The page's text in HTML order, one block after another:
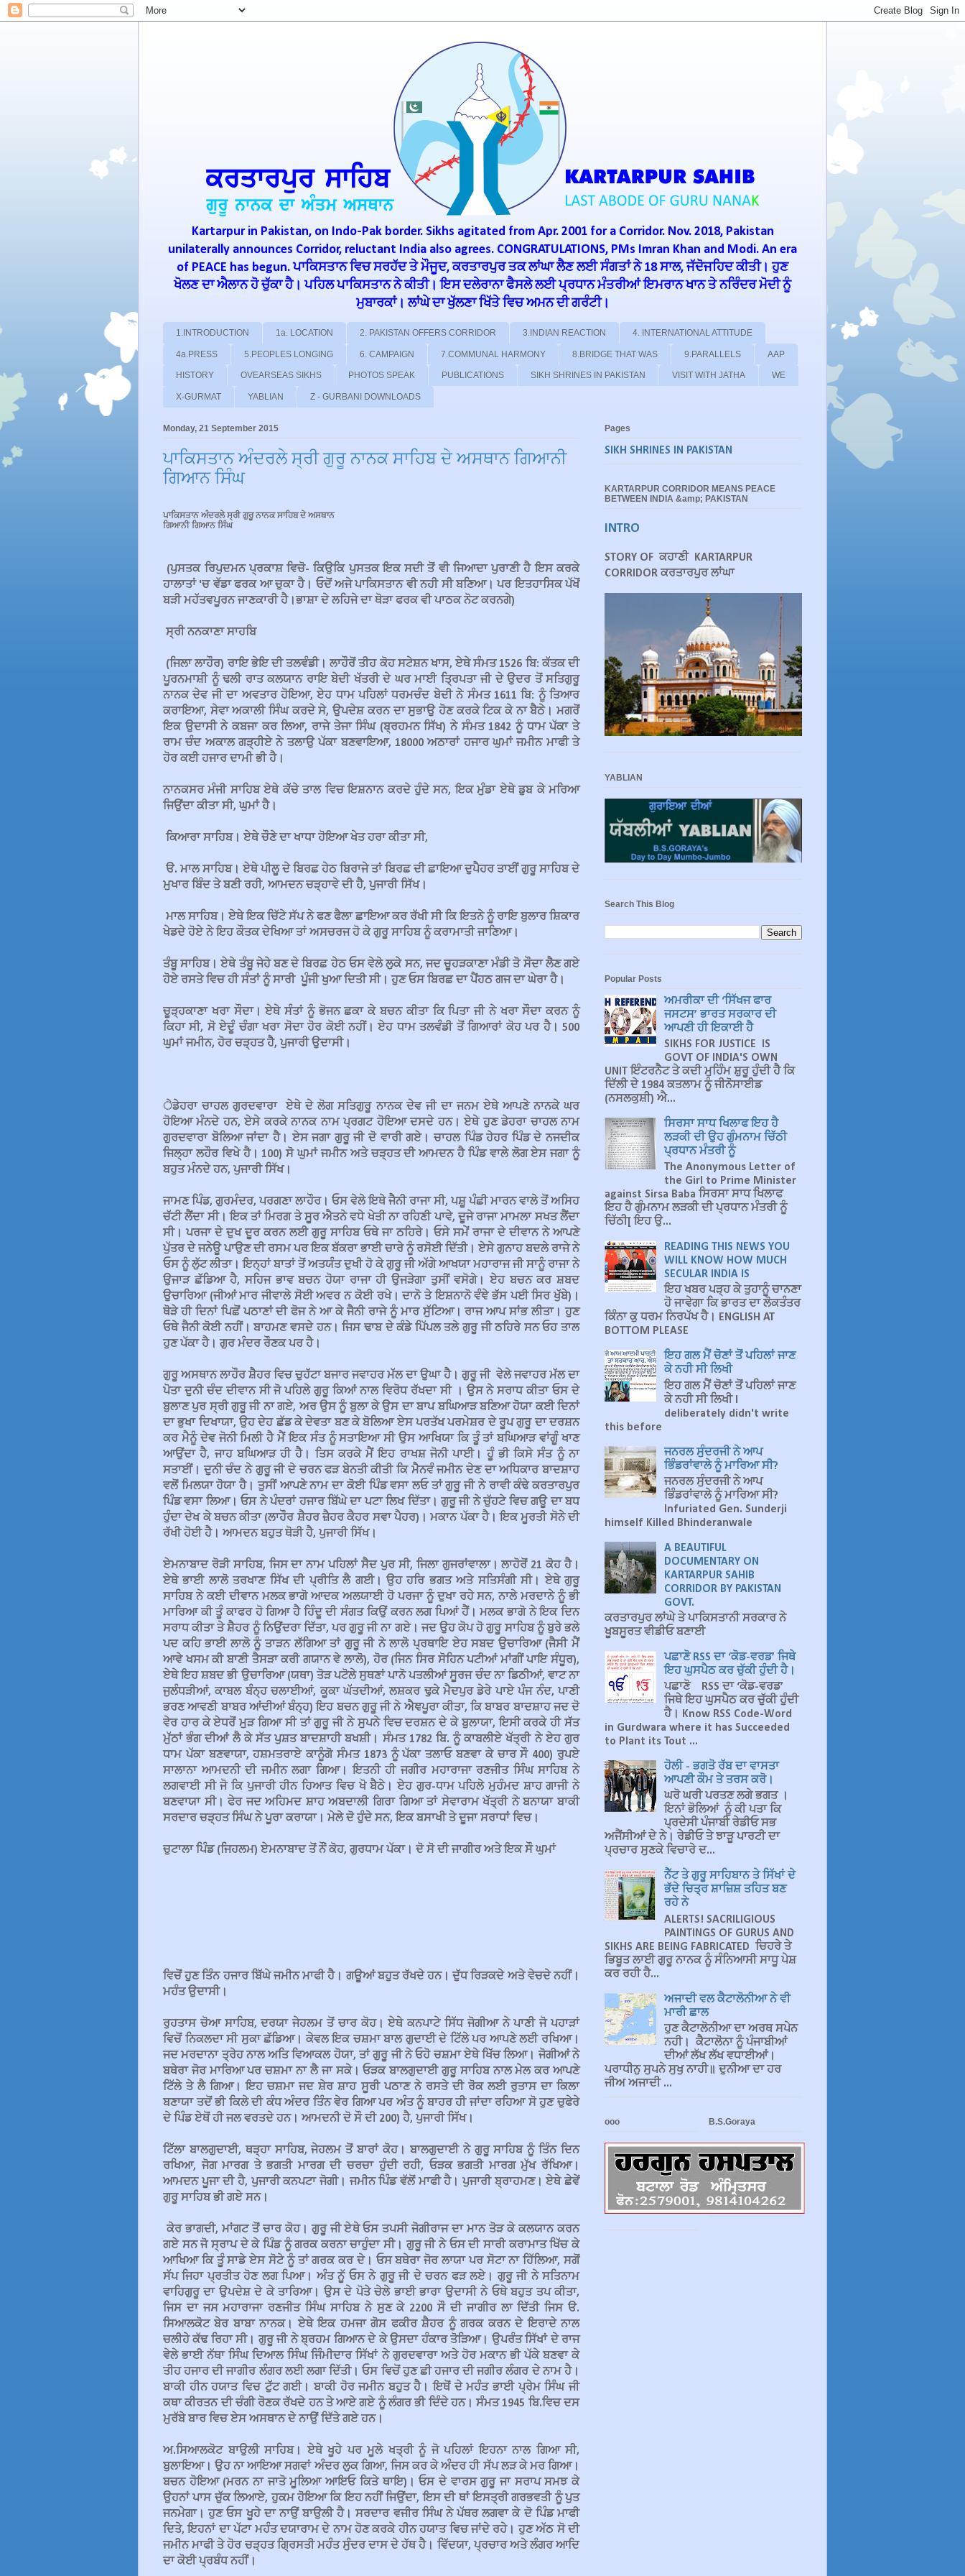
Kartarpur in Pakistan, on Indo-Pak border. Sikhs agitated from Apr. 2001 for a Corridor. Nov. 2018, Pakistan
unilaterally announces Corridor, reluctant India also agrees. CONGRATULATIONS, PMs Imran Khan and Modi. An era
of PEACE has begun. ਪਾਕਿਸਤਾਨ ਵਿਚ ਸਰਹੱਦ ਤੇ ਮੌਜੂਦ, ਕਰਤਾਰਪੁਰ ਤਕ ਲਾਂਘਾ ਲੈਣ ਲਈ ਸੰਗਤਾਂ ਨੇ 18 ਸਾਲ, ਜੱਦੋਜਹਿਦ ਕੀਤੀ। ਹੁਣ
ਖੋਲਣ ਦਾ ਐਲਾਨ ਹੋ ਚੁੱਕਾ ਹੈ। ਪਹਿਲ ਪਾਕਿਸਤਾਨ ਨੇ ਕੀਤੀ। ਇਸ ਦਲੇਰਾਨਾ ਫੈਸਲੇ ਲਈ ਪ੍ਰਧਾਨ ਮੰਤਰੀਆਂ ਇਮਰਾਨ ਖਾਨ ਤੇ ਨਰਿੰਦਰ ਮੋਦੀ ਨੂੰ
ਮੁਬਾਰਕਾਂ। ਲਾਂਘੇ ਦਾ ਖੁੱਲਣਾ ਖਿੱਤੇ ਵਿਚ ਅਮਨ ਦੀ ਗਰੰਟੀ।
1.INTRODUCTION 1a. LOCATION 2. PAKISTAN OFFERS CORRIDOR 3.INDIAN REACTION 4. INTERNATIONAL ATTITUDE
4a.PRESS 5.PEOPLES LONGING 6. CAMPAIGN 7.COMMUNAL HARMONY 8.BRIDGE THAT WAS 9.PARALLELS AAP
HISTORY OVEARSEAS SIKHS PHOTOS SPEAK PUBLICATIONS SIKH SHRINES IN PAKISTAN VISIT WITH JATHA WE
X-GURMAT YABLIAN Z - GURBANI DOWNLOADS
Monday, 21 September 2015
ਪਾਕਿਸਤਾਨ ਅੰਦਰਲੇ ਸ੍ਰੀ ਗੁਰੂ ਨਾਨਕ ਸਾਹਿਬ ਦੇ ਅਸਥਾਨ ਗਿਆਨੀ
ਗਿਆਨ ਸਿੰਘ
ਪਾਕਿਸਤਾਨ ਅੰਦਰਲੇ ਸ੍ਰੀ ਗੁਰੂ ਨਾਨਕ ਸਾਹਿਬ ਦੇ ਅਸਥਾਨ
ਗਿਆਨੀ ਗਿਆਨ ਸਿੰਘ
(ਪੁਸਤਕ ਰਿਪੁਦਮਨ ਪ੍ਰਕਾਸ਼ ਵਿਚੋ- ਕਿਉਕਿ ਪੁਸਤਕ ਇਕ ਸਦੀ ਤੋਂ ਵੀ ਜਿਆਦਾ ਪੁਰਾਣੀ ਹੈ ਇਸ ਕਰਕੇ
ਹਾਲਾਤਾਂ 'ਚ ਵੱਡਾ ਫਰਕ ਆ ਚੁਕਾ ਹੈ। ਓਦੋਂ ਅਜੇ ਪਾਕਿਸਤਾਨ ਵੀ ਨਹੀ ਸੀ ਬਣਿਆ। ਪਰ ਇਤਹਾਸਿਕ ਪੱਖੋਂ
ਬੜੀ ਮਹੱਤਵਪੂਰਨ ਜਾਣਕਾਰੀ ਹੈ।ਭਾਸ਼ਾ ਦੇ ਲਹਿਜੇ ਦਾ ਥੋੜਾ ਫਰਕ ਵੀ ਪਾਠਕ ਨੋਟ ਕਰਨਗੇ)
ਸ੍ਰੀ ਨਨਕਾਣਾ ਸਾਹਬਿ
(ਜਿਲਾ ਲਾਹੌਰ) ਰਾਇ ਭੇਇ ਦੀ ਤਲਵੰਡੀ। ਲਾਹੌਰੋਂ ਤੀਹ ਕੋਹ ਸਟੇਸ਼ਨ ਖਾਸ, ਏਥੇ ਸੰਮਤ 1526 ਬਿ: ਕੱਤਕ ਦੀ
ਪੂਰਨਮਾਸ਼ੀ ਨੂੰ ਢਲੀ ਰਾਤ ਕਲਯਾਨ ਰਾਇ ਬੇਦੀ ਖੱਤਰੀ ਦੇ ਘਰ ਮਾਈ ਤ੍ਰਿਪਤਾ ਜੀ ਦੇ ਉਦਰ ਤੋਂ ਸਤਿਗੁਰੂ
ਨਾਨਕ ਦੇਵ ਜੀ ਦਾ ਅਵਤਾਰ ਹੋਇਆ, ਏਹ ਧਾਮ ਪਹਿਲਾਂ ਧਰਮਚੰਦ ਬੇਦੀ ਨੇ ਸੰਮਤ 1611 ਬਿ: ਨੂੰ ਤਿਆਰ
ਕਰਾਇਆ, ਸੇਵਾ ਅਕਾਲੀ ਸਿੰਘ ਕਰਦੇ ਸੇ, ਉਪਦੇਸ਼ ਕਰਨ ਦਾ ਸੁਭਾਉ ਹੋਣ ਕਰਕੇ ਟਿਕ ਕੇ ਨਾ ਬੈਠੇ। ਮਗਰੋਂ
ਇਕ ਉਦਾਸੀ ਨੇ ਕਬਜਾ ਕਰ ਲਿਆ, ਰਾਜੇ ਤੇਜਾ ਸਿੰਘ (ਬ੍ਰਹਮਨ ਸਿੱਖ) ਨੇ ਸੰਮਤ 1842 ਨੂੰ ਧਾਮ ਪੱਕਾ ਤੇ
ਰਾਮ ਚੰਦ ਅਕਾਲ ਗੜ੍ਹੀਏ ਨੇ ਤਲਾਉ ਪੱਕਾ ਬਣਵਾਇਆ, 18000 ਅਠਾਰਾਂ ਹਜਾਰ ਘੁਮਾਂ ਜਮੀਨ ਮਾਫੀ ਤੇ
ਹੋਰ ਕਈ ਹਜਾਰ ਦਾਮੀ ਭੀ ਹੈ।
ਨਾਨਕਸਰ ਮੰਜੀ ਸਾਹਿਬ ਏਥੇ ਕੱਚੇ ਤਾਲ ਵਿਚ ਇਸ਼ਨਾਨ ਕਰਦੇ ਹੁੰਦੇ ਸਨ, ਇਕ ਮੁੰਡਾ ਏਥੇ ਡੁਬ ਕੇ ਮਰਿਆ
ਜਿਉਂਦਾ ਕੀਤਾ ਸੀ, ਘੁਮਾਂ ਹੈ।
ਕਿਆਰਾ ਸਾਹਿਬ। ਏਥੇ ਚੌਣੇ ਦਾ ਖਾਧਾ ਹੋਇਆ ਖੇਤ ਹਰਾ ਕੀਤਾ ਸੀ,
ੳ. ਮਾਲ ਸਾਹਿਬ। ਏਥੇ ਪੀਲੂ ਦੇ ਬਿਰਛ ਹੇਠ ਬਿਰਾਜੇ ਤਾਂ ਬਿਰਛ ਦੀ ਛਾਇਆ ਦੁਪੈਹਰ ਤਾਈਂ ਗੁਰੂ ਸਾਹਿਬ ਦੇ
ਮੁਖਾਰ ਬਿੰਦ ਤੇ ਬਣੀ ਰਹੀ, ਆਮਦਨ ਚੜ੍ਹਾਵੇ ਦੀ ਹੈ, ਪੁਜਾਰੀ ਸਿੱਖ।
ਮਾਲ ਸਾਹਿਬ। ਏਥੇ ਇਕ ਚਿੱਟੇ ਸੱਪ ਨੇ ਫਣ ਫੈਲਾ ਛਾਇਆ ਕਰ ਰੱਖੀ ਸੀ ਕਿ ਇਤਨੇ ਨੂੰ ਰਾਇ ਬੁਲਾਰ ਸ਼ਿਕਾਰ
ਖੇਡਦੇ ਹੋਏ ਨੇ ਇਹ ਕੌਤਕ ਦੇਖਿਆ ਤਾਂ ਅਸਚਰਜ ਹੋ ਕੇ ਗੁਰੂ ਸਾਹਿਬ ਨੂੰ ਕਰਾਮਾਤੀ ਜਾਣਿਆ।
ਤੰਬੂ ਸਾਹਿਬ। ਏਥੇ ਤੰਬੂ ਜੇਹੇ ਬਣ ਦੇ ਬਿਰਛ ਹੇਠ ਓਸ ਵੇਲੇ ਲੁਕੇ ਸਨ, ਜਦ ਚੂਹੜਕਾਣਾ ਮੰਡੀ ਤੋ ਸੌਦਾ ਲੈਣ ਗਏ
ਹੋਏ ਰਸਤੇ ਵਿਚ ਹੀ ਸੰਤਾਂ ਨੂੰ ਸਾਰੀ ਪੂੰਜੀ ਖੁਆ ਦਿਤੀ ਸੀ। ਹੁਣ ਓਸ ਬਿਰਛ ਦਾ ਪੈਂਹਠ ਗਜ ਦਾ ਘੇਰਾ ਹੈ।
ਚੂੜ੍ਹਕਾਣਾ ਖਰਾ ਸੌਦਾ। ਏਥੇ ਸੰਤਾਂ ਨੂੰ ਭੋਜਨ ਛਕਾ ਕੇ ਬਚਨ ਕੀਤਾ ਕਿ ਪਿਤਾ ਜੀ ਨੇ ਖਰਾ ਸੌਦਾ ਕਰਨ ਨੂੰ
ਕਿਹਾ ਸੀ, ਸੋ ਏਦੂੰ ਚੰਗਾ ਖਰਾ ਸੋਦਾ ਹੋਰ ਕੋਈ ਨਹੀਂ। ਏਹ ਧਾਮ ਤਲਵੰਡੀ ਤੋਂ ਗਿਆਰਾਂ ਕੋਹ ਪਰ ਹੈ। 500
ਘੁਮਾਂ ਜਮੀਨ, ਹੋਰ ਚੜ੍ਹਤ ਹੈ, ਪੁਜਾਰੀ ਉਦਾਸੀ।
ੇਡੇਹਰਾ ਚਾਹਲ ਗੁਰਦਵਾਰਾ ਏਥੇ ਦੇ ਲੋਗ ਸਤਿਗੁਰੂ ਨਾਨਕ ਦੇਵ ਜੀ ਦਾ ਜਨਮ ਏਥੇ ਆਪਣੇ ਨਾਨਕੇ ਘਰ
ਹੋਇਆ ਮੰਨਦੇ ਹਨ, ਏਸੇ ਕਰਕੇ ਨਾਨਕ ਨਾਮ ਪ੍ਰਗਟ ਹੋਇਆ ਦਸਦੇ ਹਨ। ਏਥੇ ਹੁਣ ਡੇਹਰਾ ਚਾਹਲ ਨਾਮ
ਗੁਰਦਵਾਰਾ ਬੋਲਿਆ ਜਾਂਦਾ ਹੈ। ਏਸ ਜਗਾ ਗੁਰੂ ਜੀ ਦੋ ਵਾਰੀ ਗਏ। ਚਾਹਲ ਪਿੰਡ ਹੇਹਰ ਪਿੰਡ ਦੇ ਨਜਦੀਕ
ਜਿਲ੍ਹਾ ਲਹੌਰ ਵਿਖੇ ਹੈ। 100) ਸੋ ਘੁਮਾਂ ਜਮੀਨ ਅਤੇ ਚੜ੍ਹਤ ਦੀ ਆਮਦਨ ਹੈ ਪਿੰਡ ਵਾਲੇ ਲੋਗ ਏਸ ਜਗਾ ਨੂੰ
ਬਹੁਤ ਮੰਨਦੇ ਹਨ, ਪੁਜਾਰੀ ਸਿੱਖ।
ਜਾਮਣ ਪਿੰਡ, ਗੁਰਮੰਦਰ, ਪਰਗਣਾ ਲਾਹੌਰ। ਓਸ ਵੇਲੇ ਇਥੇ ਜੈਨੀ ਰਾਜਾ ਸੀ, ਪਸ਼ੂ ਪੰਛੀ ਮਾਰਨ ਵਾਲੇ ਤੋਂ ਅਸਿਹ
ਚੱਟੀ ਲੈਂਦਾ ਸੀ। ਇਕ ਤਾਂ ਮਿਰਗ ਤੇ ਸੂਰ ਐਤਨੇ ਵਧੇ ਖੇਤੀ ਨਾ ਰਹਿਣੀ ਪਾਵੇ, ਦੂਜੇ ਰਾਜਾ ਮਾਮਲਾ ਸਖਤ ਲੈਂਦਾ
ਸੀ। ਪਰਜਾ ਦੇ ਦੁਖ ਦੂਰ ਕਰਨ ਲਈ ਗੁਰੂ ਸਾਹਿਬ ਓਥੇ ਜਾ ਠਹਿਰੇ। ਓਸੇ ਸਮੇਂ ਰਾਜਾ ਦੇ ਦੀਵਾਨ ਨੇ ਆਪਣੇ
ਪੁੱਤਰ ਦੇ ਜਨੇਊ ਪਾਉਣ ਦੀ ਰਸਮ ਪਰ ਇਕ ਬੱਕਰਾ ਭਾਈ ਚਾਰੇ ਨੂੰ ਰਸੋਈ ਦਿੱਤੀ। ਏਸੇ ਗੁਨਾਹ ਬਦਲੇ ਰਾਜੇ ਨੇ
ਓਸ ਨੂੰ ਲੁੱਟ ਲੀਤਾ। ਇਨ੍ਹਾਂ ਬਾਤਾਂ ਤੋਂ ਅਤਯੰਤ ਦੁਖੀ ਹੋ ਕੇ ਗੁਰੂ ਜੀ ਅੱਗੇ ਆਖਯਾ ਮਹਾਰਾਜ ਜੀ ਸਾਨੂੰ ਰਾਜਾ ਨੇ
ਉਜਾੜ ਛੱਡਿਆ ਹੈ, ਸਹਿਜ ਭਾਵ ਬਚਨ ਹੋਯਾ ਰਾਜਾ ਹੀ ਉਜੜੇਗਾ ਤੁਸੀਂ ਵਸੋਗੇ। ਏਹ ਬਚਨ ਕਰ ਸ਼ਬਦ
ਉਚਾਰਿਆ (ਜੀਆਂ ਮਾਰ ਜੀਵਾਲੇ ਸੋਈ ਅਵਰ ਨ ਕੋਈ ਰਖੇ। ਦਾਨੋ ਤੇ ਇਸ਼ਨਾਨੋ ਵੰਞੇ ਭੱਸ ਪਈ ਸਿਰ ਖੁੱਬੇ)।
ਥੋੜੇ ਹੀ ਦਿਨਾਂ ਪਿਛੋਂ ਪਠਾਣਾਂ ਦੀ ਫੋਜ ਨੇ ਆ ਕੇ ਜੈਨੀ ਰਾਜੇ ਨੂੰ ਮਾਰ ਸੁੱਟਿਆ। ਰਾਜ ਆਪ ਸਾਂਭ ਲੀਤਾ। ਹੁਣ
ਓਥੇ ਜੈਨੀ ਕੋਈ ਨਹੀਂ। ਬਾਹਮਣ ਵਸਦੇ ਹਨ। ਜਿਸ ਢਾਬ ਦੇ ਕੰਡੇ ਪਿੱਪਲ ਤਲੇ ਗੁਰੂ ਜੀ ਠਹਿਰੇ ਸਨ ਓਹ ਤਾਲ
ਹੁਣ ਪੱਕਾ ਹੈ। ਗੁਰ ਮੰਦਰ ਰੌਣਕ ਪਰ ਹੈ।
ਗੁਰੂ ਅਸਥਾਨ ਲਾਹੌਰ ਸ਼ੈਹਰ ਵਿਚ ਚੁਹੱਟਾ ਬਜਾਰ ਜਵਾਹਰ ਮੱਲ ਦਾ ਉਘਾ ਹੈ। ਗੁਰੂ ਜੀ ਵੇਲੇ ਜਵਾਹਰ ਮੱਲ ਦਾ
ਪੋਤਾ ਦੁਨੀ ਚੰਦ ਦੀਵਾਨ ਸੀ ਜੋ ਪਹਿਲੇ ਗੁਰੂ ਕਿਆਂ ਨਾਲ ਵਿਰੋਧ ਰੱਖਦਾ ਸੀ । ਉਸ ਨੇ ਸਰਾਧ ਕੀਤਾ ਓਸ ਦੇ
ਬੁਲਾਣ ਪੁਰ ਸ੍ਰੀ ਗੁਰੂ ਜੀ ਨਾ ਗਏ, ਅਰ ਉਸ ਨੂੰ ਬੁਲਾ ਕੇ ਉਸ ਦਾ ਬਾਪ ਬਘਿਆੜ ਬਣਿਆ ਹੋਯਾ ਕਈ ਦਿਨਾਂ
ਦਾ ਭੁਖਾ ਦਿਖਾਯਾ, ਉਹ ਦੇਹ ਛੱਡ ਕੇ ਦੇਵਤਾ ਬਣ ਕੇ ਬੋਲਿਆ ਏਸ ਪਰਤੱਖ ਪਰਮੇਸ਼ਰ ਦੇ ਰੂਪ ਗੁਰੂ ਦਾ ਦਰਸ਼ਨ
ਕਰ ਮੈਨੂੰ ਦੇਵ ਜੋਨੀ ਮਿਲੀ ਹੈ ਮੈਂ ਇਕ ਸੰਤ ਨੂੰ ਸਤਾਇਆ ਸੀ ਉਸ ਆਖਿਯਾ ਕਿ ਤੂੰ ਤਾਂ ਬਘਿਆੜ ਵਾਂਗੂੰ ਖਾਣ
ਆਉਂਦਾ ਹੈ, ਜਾਹ ਬਘਿਆੜ ਹੀ ਹੈ। ਤਿਸ ਕਰਕੇ ਮੈਂ ਇਹ ਰਾਖਸ਼ ਜੋਨੀ ਪਾਈ। ਹੂੰ ਭੀ ਕਿਸੇ ਸੰਤ ਨੂੰ ਨਾ
ਸਤਾਈਂ। ਦੁਨੀ ਚੰਦ ਨੇ ਗੁਰੂ ਜੀ ਦੇ ਚਰਨ ਫੜ ਬੇਨਤੀ ਕੀਤੀ ਕਿ ਮੈਨਵੰ ਜਮੀਨ ਦੇਣ ਦਾ ਅਧਿਕਾਰ ਬਾਦਸ਼ਾਹ
ਵਲੋਂ ਮਿਲਯਾ ਹੋਯਾ ਹੈ। ਤੁਸੀਂ ਆਪਣੇ ਨਾਮ ਦਾ ਕੋਈ ਪਿੰਡ ਵਸਾ ਲਓ ਤਾਂ ਗੁਰੂ ਜੀ ਨੇ ਰਾਵੀ ਕੰਢੇ ਕਰਤਾਰਪੁਰ
ਪਿੰਡ ਵਸਾ ਲਿਆ। ਓਸ ਨੇ ਪੰਦਰਾਂ ਹਜਾਰ ਬਿੱਘੇ ਦਾ ਪਟਾ ਲਿਖ ਦਿੱਤਾ। ਗੁਰੂ ਜੀ ਨੇ ਚੁੱਹਟੇ ਵਿਚ ਗਊ ਦਾ ਬਧ
ਹੁੰਦਾ ਦੇਖ ਕੇ ਬਚਨ ਕੀਤਾ (ਲਾਹੌਰ ਸ਼ੈਹਰ ਜ਼ੈਹਰ ਕੈਹਰ ਸਵਾ ਪੈਹਰ)। ਮਕਾਨ ਪੱਕਾ ਹੈ। ਇਕ ਮੂਰਤੀ ਸੋਨੇ ਦੀ
ਰੱਖੀ ਹੋਈ ਹੈ। ਆਮਦਨ ਬਹੁਤ ਥੋੜੀ ਹੈ, ਪੁਜਾਰੀ ਸਿੱਖ।
ਏਮਨਾਬਾਦ ਰੋੜੀ ਸਾਹਿਬ, ਜਿਸ ਦਾ ਨਾਮ ਪਹਿਲਾਂ ਸੈਦ ਪੁਰ ਸੀ, ਜਿਲਾ ਗੁਜਰਾਂਵਾਲਾ। ਲਾਹੋਰੋਂ 21 ਕੋਹ ਹੈ।
ਏਥੇ ਭਾਈ ਲਾਲੋ ਤਰਖਾਣ ਸਿੱਖ ਦੀ ਪ੍ਰੀਤਿ ਲੈ ਗਈ। ਉਹ ਹਰਿ ਭਗਤ ਅਤੇ ਸਤਿਸੰਗੀ ਸੀ। ਏਥੇ ਗੁਰੂ
ਸਾਹਿਬ ਨੇ ਕਈ ਦੀਵਾਨ ਮਲਕ ਭਾਗੋ ਆਦਕ ਅਲਯਾਈ ਹੋ ਪਰਜਾ ਨੂੰ ਦੁਖਾ ਰਹੇ ਸਨ, ਨਾਲੇ ਮਰਦਾਨੇ ਨੂੰ ਭੀ
ਮਾਰਿਆ ਕੀ ਤੂੰ ਕਾਫਰ ਹੋ ਗਿਆ ਹੈ ਹਿੰਦੂ ਦੀ ਸੰਗਤ ਕਿਉਂ ਕਰਨ ਲਗ ਪਿਆਂ ਹੈਂ। ਮਲਕ ਭਾਗੋ ਨੇ ਇਕ ਦਿਨ
ਸਰਾਧ ਕੀਤਾ ਤੇ ਸ਼ੈਹਰ ਨੂੰ ਨਿਉਂਦਰਾ ਦਿੱਤਾ, ਪਰ ਗੁਰੂ ਜੀ ਨਾ ਗਏ। ਜਦ ਉਹ ਕੋਪ ਹੋ ਗੁਰੂ ਸਾਹਿਬ ਨੂੰ ਬੁਰੇ ਭਲੇ
ਪਦ ਕਹਿ ਭਾਈ ਲਾਲੋ ਨੂੰ ਤਾੜਨ ਲੱਗਿਆ ਤਾਂ ਗੁਰੂ ਜੀ ਨੇ ਲਾਲੋ ਪ੍ਰਥਾਇ ਏਹ ਸਬਦ ਉਚਾਰਿਆ (ਜੈਸੀ ਮੈਂ
ਆਵੇ ਖਸਮ ਕੀ ਬਾਣੀ ਤੈਸੜਾ ਕਰੀ ਗਯਾਨ ਵੇ ਲਾਲੋ), ਹੋਰ (ਜਿਨ ਸਿਰ ਸੋਹਿਨ ਪਟੀਆਂ ਮਾਂਗੀਂ ਪਾਇ ਸੰਧੂਰ),
ਏਥੇ ਇਹ ਸ਼ਬਦ ਭੀ ਉਚਾਰਿਆ (ਯਥਾ) ਤੋੜ ਪਟੋਲੇ ਸੁਥਣਾਂ ਪਾਨੋ ਪਤਲੀਆਂ ਸੂਰਜ ਚੰਦ ਨਾ ਡਿਠੀਆਂ, ਵਾਟ ਨਾ
ਜੁਲੰਧੜੀਆਂ, ਕਾਬਲ ਬੰਨ੍ਹ ਚਲਾਈਆਂ, ਕੂਕਾ ਘੱਤਦੀਆਂ, ਲਸ਼ਕਰ ਢੁਕੇ ਮੈਦਪੁਰ ਡੇਰੇ ਪਾਏ ਪੰਜ ਨੰਦ, ਪਾਣੀ
ਭਰਣ ਆਵਣੀ ਬਾਬਰ ਆਂਦੀਆਂ ਬੰਨ੍ਹ) ਇਹ ਬਚਨ ਗੁਰੂ ਜੀ ਨੇ ਐਞਪੂਰਾ ਕੀਤਾ, ਕਿ ਬਾਬਰ ਬਾਦਸ਼ਾਹ ਜਦ ਦੋ
ਵੇਰ ਹਾਰ ਕੇ ਏਧਰੋਂ ਮੁੜ ਗਿਆ ਸੀ ਤਾਂ ਗੁਰੂ ਜੀ ਨੇ ਸੁਪਨੇ ਵਿਚ ਦਰਸ਼ਨ ਦੇ ਕੇ ਬੁਲਾਯਾ, ਇਸੀ ਕਰਕੇ ਹੀ ਸੱਤ
ਮੁੱਠਾਂ ਭੰਗ ਦੀਆਂ ਲੈ ਕੇ ਸੱਤ ਪੁਸ਼ਤ ਬਾਦਸ਼ਾਹੀ ਬਖਸ਼ੀ। ਸੰਮਤ 1782 ਬਿ. ਨੂੰ ਕਾਬਲੀਏ ਖੱਤ੍ਰੀ ਨੇ ਏਹ ਗੁਰ
ਧਾਮ ਪੱਕਾ ਬਣਵਾਯਾ, ਹਸ਼ਮਤਰਾਏ ਕਾਨੂੰਗੋ ਸੰਮਤ 1873 ਨੂੰ ਪੱਕਾ ਤਲਾਓ ਬਣਵਾ ਕੇ ਚਾਰ ਸੌ 400) ਰੁਪਏ
ਸਾਲਾਨਾ ਆਮਦਨੀ ਦੀ ਜਮੀਨ ਲਗਾ ਗਿਆ। ਇਤਨੀ ਹੀ ਜਗੀਰ ਮਹਾਰਾਜਾ ਰਣਜੀਤ ਸਿੰਘ ਸਾਹਿਬ ਨੇ
ਲਗਵਾਈ ਸੀ ਜੋ ਕਿ ਪੁਜਾਰੀ ਹੀਨ ਹਿਆਤ ਵਿਚ ਖੋ ਬੈਠੇ। ਏਹ ਗੁਰ-ਧਾਮ ਪਹਿਲੇ ਮੁਹੰਮਦ ਸ਼ਾਹ ਗਾਜੀ ਨੇ
ਬਣਵਾਯਾ ਸੀ। ਫੇਰ ਜਦ ਅਹਿਮਦ ਸ਼ਾਹ ਅਬਦਾਲੀ ਗਿਰਾ ਗਿਆ ਤਾਂ ਸੇਵਾਰਾਮ ਖੱਤ੍ਰੀ ਨੇ ਬਨਾਯਾ ਬਾਕੀ
ਸਰਦਾਰ ਚੜ੍ਹਤ ਸਿੰਘ ਨੇ ਪੂਰਾ ਕਰਾਯਾ। ਮੇਲੇ ਦੋ ਹੁੰਦੇ ਸਨ, ਇਕ ਬਸਾਖੀ ਤੇ ਦੂਜਾ ਸਰਾਧਾਂ ਵਿਚ।
ਚੁਟਾਲਾ ਪਿੰਡ (ਜਿਹਲਮ) ਏਮਨਾਬਾਦ ਤੋਂ ਨੌਂ ਕੋਹ, ਗੁਰਧਾਮ ਪੱਕਾ। ਦੋ ਸੋ ਦੀ ਜਾਗੀਰ ਅਤੇ ਇਕ ਸੌ ਘੁਮਾਂ
ਵਿਚੋਂ ਹੁਣ ਤਿੰਨ ਹਜਾਰ ਬਿੱਘੇ ਜਮੀਨ ਮਾਫੀ ਹੈ। ਗਊਆਂ ਬਹੁਤ ਰੱਖਦੇ ਹਨ। ਦੁੱਧ ਰਿੜਕਦੇ ਅਤੇ ਵੇਚਦੇ ਨਹੀਂ।
ਮਹੰਤ ਉਦਾਸੀ।
ਰੁਹਤਾਸ ਚੋਆ ਸਾਹਿਬ, ਦਰਯਾ ਜੇਹਲਮ ਤੋਂ ਚਾਰ ਕੋਹ। ਏਥੇ ਕਨਪਾਟੇ ਸਿੱਧ ਜੋਗੀਆ ਨੇ ਪਾਣੀ ਜੋ ਪਹਾੜਾਂ
ਵਿਚੋਂ ਨਿਕਲਦਾ ਸੀ ਸੁਕਾ ਛੱਡਿਆ। ਕੇਵਲ ਇਕ ਚਸ਼ਮਾ ਬਾਲ ਗੁਦਾਈ ਦੇ ਟਿੱਲੇ ਪਰ ਆਪਣੇ ਲਈ ਰਖਿਆ।
ਜਦ ਮਰਦਾਨਾ ਤ੍ਰੇਹ ਨਾਲ ਅਤਿ ਵਿਆਕਲ ਹੋਯਾ, ਤਾਂ ਗੁਰੂ ਜੀ ਨੇ ਓਹੋ ਚਸ਼ਮਾ ਏਥੇ ਖਿੱਚ ਲਿਆ। ਜੋਗੀਆਂ ਨੇ
ਬਥੇਰਾ ਜੋਰ ਮਾਰਿਆ ਪਰ ਚਸ਼ਮਾ ਨਾ ਲੈ ਜਾ ਸਕੇ। ਓੜਕ ਬਾਲਗੁਦਾਈ ਗੁਰੂ ਸਾਹਿਬ ਨਾਲ ਮੇਲ ਕਰ ਆਪਣੇ
ਟਿੱਲੇ ਤੇ ਲੈ ਗਿਆ। ਇਹ ਚਸ਼ਮਾ ਜਦ ਸ਼ੇਰ ਸ਼ਾਹ ਸੂਰੀ ਪਠਾਣ ਨੇ ਰਸਤੇ ਦੀ ਰੋਕ ਲਈ ਰੁਤਾਸ ਦਾ ਕਿਲਾ
ਬਣਾਯਾ ਤਦੋਂ ਭੀ ਕਿਲੇ ਦੀ ਕੰਧ ਅੰਦਰ ਤਿੰਨ ਵੇਰ ਗਿਆ ਪਰ ਅੰਤ ਨੂੰ ਬਾਹਰ ਹੀ ਜਾਂਦਾ ਰਹਿਆ ਸੋ ਹੁਣ ਚੁਫੇਰੇ
ਦੇ ਪਿੰਡ ਏਥੋਂ ਹੀ ਜਲ ਵਰਤਦੇ ਹਨ। ਆਮਦਨੀ ਦੋ ਸੌ ਦੀ 200) ਹੈ, ਪੁਜਾਰੀ ਸਿੱਖ।
ਟਿੱਲਾ ਬਾਲਗੁਦਾਈ, ਥੜ੍ਹਾ ਸਾਹਿਬ, ਜੇਹਲਮ ਤੋਂ ਬਾਰਾਂ ਕੋਹ। ਬਾਲਗੁਦਾਈ ਨੇ ਗੁਰੂ ਸਾਹਿਬ ਨੂੰ ਤਿੰਨ ਦਿਨ
ਰਖਿਆ, ਜੋਗ ਮਾਰਗ ਤੇ ਭਗਤੀ ਮਾਰਗ ਦੀ ਚਰਚਾ ਹੁੰਦੀ ਰਹੀ, ਓੜਕ ਭਗਤੀ ਮਾਰਗ ਮੁੱਖ ਰੱਖਿਆ।
ਆਮਦਨ ਪੂਜਾ ਦੀ ਹੈ, ਪੁਜਾਰੀ ਕਨਪਟਾ ਜੋਗੀ। ਜਮੀਨ ਪਿੰਡ ਵੱਲੋਂ ਮਾਫੀ ਹੈ। ਪੁਜਾਰੀ ਬ੍ਰਾਹਮਣ। ਏਥੇ ਛੇਵੇਂ
ਗੁਰੂ ਸਾਹਿਬ ਭੀ ਗਏ ਸਨ।
ਕੇਰ ਭਾਗਦੀ, ਮਾਂਗਟ ਤੋਂ ਚਾਰ ਕੋਹ। ਗੁਰੂ ਜੀ ਏਥੇ ਓਸ ਤਪਸੀ ਜੋਗੀਰਾਜ ਦਾ ਮਾਨ ਤੋੜ ਕੇ ਕਲਯਾਨ ਕਰਨ
ਗਏ ਸਨ ਜੋ ਸ੍ਰਾਪ ਦੇ ਕੇ ਪਿੰਡ ਨੂੰ ਗਰਕ ਕਰਨਾ ਚਾਹੁੰਦਾ ਸੀ। ਗੁਰੂ ਜੀ ਨੇ ਓਸ ਦੀ ਸਾਰੀ ਕਰਾਮਾਤ ਖਿੱਚ ਕੇ
ਆਖਿਆ ਕਿ ਤੂੰ ਸਾਡੇ ਏਸ ਸੋਟੇ ਨੂੰ ਤਾਂ ਗਰਕ ਕਰ ਦੇ। ਓਸ ਬਥੇਰਾ ਜੋਰ ਲਾਯਾ ਪਰ ਸੋਟਾ ਨਾ ਹਿੱਲਿਆ, ਸਗੋਂ
ਸੱਪ ਜਿਹਾ ਪ੍ਰਤੀਤ ਹੋਣ ਲਗ ਪਿਆ। ਅੰਤ ਨੂੱ ਓਸ ਨੇ ਗੁਰੂ ਜੀ ਦੇ ਚਰਨ ਫੜ ਲਏ। ਗੁਰੂ ਜੀ ਨੇ ਸਤਿਨਾਮ
ਵਾਹਿਗੁਰੂ ਦਾ ਉਪਦੇਸ਼ ਦੇ ਕੇ ਤਾਰਿਆ। ਉਸ ਦੇ ਪੋਤੇ ਚੇਲੇ ਭਾਈ ਭਾਰਾ ਉਦਾਸੀ ਨੇ ਓਥੇ ਬਹੁਤ ਤਪ ਕੀਤਾ,
ਜਿਸ ਦਾ ਜਸ ਮਹਾਰਾਜਾ ਰਣਜੀਤ ਸਿੰਘ ਸਾਹਿਬ ਨੇ ਸੁਣ ਕੇ 2200 ਸੌ ਦੀ ਜਾਗੀਰ ਲਾ ਦਿੱਤੀ ਜਿਸ ੳ.
ਸਿਆਲਕੋਟ ਬੇਰ ਬਾਬਾ ਨਾਨਕ। ਏਥੇ ਇਕ ਹਮਜਾ ਗੋਸ ਫਕੀਰ ਸ਼ੈਹਰ ਨੂੰ ਗਰਕ ਕਰਨ ਦੇ ਇਰਾਦੇ ਨਾਲ
ਚਲੀਹੇ ਕੱਢ ਰਿਹਾ ਸੀ। ਗੁਰੂ ਜੀ ਨੇ ਬ੍ਰਹਮ ਗਿਆਨ ਦੇ ਕੇ ਉਸਦਾ ਹੰਕਾਰ ਤੋੜਿਆ। ਉਪਰੰਤ ਸਿੱਖਾਂ ਦੇ ਰਾਜ
ਵੇਲੇ ਭਾਈ ਨੱਥਾ ਸਿੰਘ ਦਿਆਲ ਸਿੰਘ ਜਿੰਮੀਦਾਰ ਸਿੱਖਾਂ ਨੇ ਗੁਰਦਵਾਰਾ ਅਤੇ ਹੋਰ ਮਕਾਨ ਭੀ ਪੱਕੇ ਬਣਵਾ ਕੇ
ਤੀਹ ਹਜਾਰ ਦੀ ਜਾਗੀਰ ਲੰਗਰ ਲਈ ਲਗਾ ਦਿੱਤੀ। ਓਸ ਵਿਚੋਂ ਹੁਣ ਛੀ ਹਜਾਰ ਦੀ ਜਗੀਰ ਲੰਗਰ ਦੇ ਨਾਮ ਹੈ।
ਬਾਕੀ ਹੀਨ ਹਯਾਤ ਵਿਚ ਟੁੱਟ ਗਈ। ਬਾਕੀ ਹੋਰ ਜਮੀਨ ਬਹੁਤ ਹੈ। ਇਥੋਂ ਦੇ ਮਹੰਤ ਭਾਈ ਪ੍ਰੇਮ ਸਿੰਘ ਜੀ
ਕਥਾ ਕੀਰਤਨ ਦੀ ਚੰਗੀ ਰੋਣਕ ਰੱਖਦੇ ਹਨ ਤੇ ਆਏ ਗਏ ਨੂੰ ਲੰਗਰ ਭੀ ਦਿੰਦੇ ਹਨ। ਸੰਮਤ 1945 ਬਿ.ਵਿਚ ਦਸ
ਮੁਰੱਬੇ ਬਾਰ ਵਿਚ ਏਸ ਅਸਥਾਨ ਦੇ ਨਾਉਂ ਦਿੱਤੇ ਗਏ ਹਨ।
ਅ.ਸਿਆਲਕੋਟ ਬਾਉਲੀ ਸਾਹਿਬ। ਏਥੇ ਖੂਹੇ ਪਰ ਮੂਲੇ ਖਤ੍ਰੀ ਨੂੰ ਜੋ ਪਹਿਲਾਂ ਇਹਨਾ ਨਾਲ ਗਿਆ ਸੀ,
ਬੁਲਾਇਆ। ਉਹ ਨਾ ਆਇਆ ਸਗਵਾਂ ਅੰਦਰ ਲੁਕ ਗਿਆ, ਜਿਸ ਕਰ ਕੇ ਅੰਦਰ ਹੀ ਸੱਪ ਲੜ ਕੇ ਮਰ ਗਿਆ।
ਬਚਨ ਹੋਇਆ (ਮਰਨ ਨਾ ਜਾਤੋ ਮੂਲਿਆ ਆਇਓ ਕਿਤੇ ਥਾਇ)। ਓਸ ਦੇ ਵਾਰਸ ਗੁਰੂ ਜਾ ਸਰਾਪ ਸਮਝ ਕੇ
ਉਹਨਾਂ ਪਾਸ ਚੁੱਕ ਲਿਆਏ, ਹੁਕਮ ਹੋਇਆ ਕਿ ਇਹ ਨਹੀਂ ਜਿਉਂਦਾ, ਇਸ ਦੀ ਥਾਂ ਇਸਤ੍ਰੀ ਗਰਭਵਤੀ ਨੂੰ ਪੁਤ
ਜਨਮੇਗਾ। ਹੁਣ ਓਸ ਖੂਹੇ ਦਾ ਨਾਉਂ ਬਾਉਲੀ ਹੈ। ਸਰਦਾਰ ਵਜੀਰ ਸਿੰਘ ਨੇ ਪੱਥਰ ਲਗਵਾ ਕੇ ਦੋ ਪਿੰਡ ਮਾਫੀ
ਦਿਤੇ, ਇਹਨਾਂ ਦਾ ਪੱਟਾ ਮਹੰਤ ਦਯਾਰਾਮ ਦੇ ਨਾਮ ਹੋਣ ਕਰਕੇ ਹੀਨ ਹਯਾਤ ਵਿਚ ਜਾਂਦੇ ਰਹੇ। ਹੁਣ ਅੱਠ ਸੋ ਦੀ
ਜਮੀਨ ਮਾਫੀ ਤੇ ਹੋਰ ਚੜ੍ਹਤ ਗ੍ਰਿਸਤੀ ਮਹੰਤ ਸੁੰਦਰ ਦਾਸ ਦੇ ਹੱਥ ਹੈ। ਵਿੱਦਯਾ, ਪ੍ਰਚਾਰ ਅਤੇ ਲੰਗਰ ਆਦਿ
ਦਾ ਕੋਈ ਪ੍ਰਬੰਧ ਨਹੀਂ।
Pages
SIKH SHRINES IN PAKISTAN
KARTARPUR CORRIDOR MEANS PEACE
BETWEEN INDIA &amp; PAKISTAN
INTRO
STORY OF ਕਹਾਣੀ KARTARPUR
CORRIDOR ਕਰਤਾਰਪੁਰ ਲਾਂਘਾ
YABLIAN
Search This Blog
Popular Posts
ਅਮਰੀਕਾ ਦੀ ‘ਸਿੱਖਜ ਫਾਰ
ਜਸਟਸ’ ਭਾਰਤ ਸਰਕਾਰ ਦੀ
ਆਪਣੀ ਹੀ ਇਕਾਈ ਹੈ
SIKHS FOR JUSTICE IS
GOVT OF INDIA'S OWN
UNIT ਇੰਟਰਨੈਟ ਤੇ ਕਦੀ ਮੁਹਿੰਮ ਸ਼ੁਰੂ ਹੁੰਦੀ ਹੈ ਕਿ
ਦਿੱਲੀ ਦੇ 1984 ਕਤਲਾਮ ਨੂੰ ਜੀਨੋਸਾਈਡ
(ਨਸਲਕੁਸ਼ੀ) ਐ...
ਸਿਰਸਾ ਸਾਧ ਖਿਲਾਫ ਇਹ ਹੈ
ਲੜਕੀ ਦੀ ਉਹ ਗੁੰਮਨਾਮ ਚਿੱਠੀ
ਪ੍ਰਧਾਨ ਮੰਤਰੀ ਨੂੰ
The Anonymous Letter of
the Girl to Prime Minister
against Sirsa Baba ਸਿਰਸਾ ਸਾਧ ਖਿਲਾਫ
ਇਹ ਹੈ ਗੁੰਮਨਾਮ ਲੜਕੀ ਦੀ ਪ੍ਰਧਾਨ ਮੰਤਰੀ ਨੂੰ
ਚਿੱਠੀ[ ਇਹ ਉ...
READING THIS NEWS YOU
WILL KNOW HOW MUCH
SECULAR INDIA IS
ਇਹ ਖਬਰ ਪੜ੍ਹ ਕੇ ਤੁਹਾਨੂੰ ਚਾਨਣਾ
ਹੋ ਜਾਵੇਗਾ ਕਿ ਭਾਰਤ ਦਾ ਲੋਕਤੰਤਰ
ਕਿੰਨਾ ਕੁ ਧਰਮ ਨਿਰਪੱਖ ਹੈ। ENGLISH AT
BOTTOM PLEASE
ਇਹ ਗਲ ਮੈਂ ਚੋਣਾਂ ਤੋਂ ਪਹਿਲਾਂ ਜਾਣ
ਕੇ ਨਹੀ ਸੀ ਲਿਖੀ
ਇਹ ਗਲ ਮੈਂ ਚੋਣਾਂ ਤੋਂ ਪਹਿਲਾਂ ਜਾਣ
ਕੇ ਨਹੀ ਸੀ ਲਿਖੀ I
deliberately didn't write
this before
ਜਨਰਲ ਸੁੰਦਰਜੀ ਨੇ ਆਪ
ਭਿੰਡਰਾਂਵਾਲੇ ਨੂੰ ਮਾਰਿਆ ਸੀ?
ਜਨਰਲ ਸੁੰਦਰਜੀ ਨੇ ਆਪ
ਭਿੰਡਰਾਂਵਾਲੇ ਨੂੰ ਮਾਰਿਆ ਸੀ?
Infuriated Gen. Sunderji
himself Killed Bhinderanwale
A BEAUTIFUL
DOCUMENTARY ON
KARTARPUR SAHIB
CORRIDOR BY PAKISTAN
GOVT.
ਕਰਤਾਰਪੁਰ ਲਾਂਘੇ ਤੇ ਪਾਕਿਸਤਾਨੀ ਸਰਕਾਰ ਨੇ
ਖੂਬਸੂਰਤ ਵੀਡੀਓ ਬਣਾਈ
ਪਛਾਣੋ RSS ਦਾ ‘ਕੋਡ-ਵਰਡ’ ਜਿਥੇ
ਇਹ ਘੁਸਪੈਠ ਕਰ ਚੁੱਕੀ ਹੁੰਦੀ ਹੈ।
ਪਛਾਣੋ RSS ਦਾ ‘ਕੋਡ-ਵਰਡ’
ਜਿਥੇ ਇਹ ਘੁਸਪੈਠ ਕਰ ਚੁੱਕੀ ਹੁੰਦੀ
ਹੈ। Know RSS Code-Word
in Gurdwara where it has Succeeded
to Plant its Tout ...
ਹੋਲੀ - ਭਗਤੋ ਰੱਬ ਦਾ ਵਾਸਤਾ
ਆਪਣੀ ਕੌਮ ਤੇ ਤਰਸ ਕਰੋ।
ਘਰੋ ਘਰੀ ਪਰਤਣ ਲਗੇ ਭਗਤ ।
ਇਨਾਂ ਭੋਲਿਆਂ ਨੂੰ ਕੀ ਪਤਾ ਕਿ
ਪ੍ਰਦੇਸੀ ਪੰਜਾਬੀ ਰੇਡੀਓ ਸਭ
ਅਜੈਂਸੀਆਂ ਦੇ ਨੇ। ਰੇਡੀਓ ਤੇ ਝਾੜੂ ਪਾਰਟੀ ਦਾ
ਪ੍ਰਚਾਰ ਸੁਣਕੇ ਵਿਚਾਰੇ ਦ...
ਨੈੱਟ ਤੇ ਗੁਰੂ ਸਾਹਿਬਾਨ ਤੇ ਸਿੱਖਾਂ ਦੇ
ਭੱਦੇ ਚਿਤ੍ਰ ਸ਼ਾਜ਼ਿਸ਼ ਤਹਿਤ ਬਣ
ਰਹੇ ਨੇ
ALERTS! SACRILIGIOUS
PAINTINGS OF GURUS AND
SIKHS ARE BEING FABRICATED ਚਿਹਰੇ ਤੇ
ਭਿਬੂਤ ਲਾਈ ਗੁਰੂ ਨਾਨਕ ਨੂੰ ਸੰਨਿਆਸੀ ਸਾਧੂ ਪੇਸ਼
ਕਰ ਰਹੀ ਹੈ...
ਅਜਾਦੀ ਵਲ ਕੈਟਾਲੋਨੀਆ ਨੇ ਵੀ
ਮਾਰੀ ਛਾਲ
ਹੁਣ ਕੈਟਾਲੋਨੀਆ ਦਾ ਅਰਥ ਸਪੇਨ
ਨਹੀ। ਕੈਟਾਲੋਨਾ ਨੂੰ ਪੰਜਾਬੀਆਂ
ਦੀਆਂ ਲੱਖ ਲੱਖ ਵਧਾਈਆਂ।
ਪਰਾਧੀਨੁ ਸੁਪਨੇ ਸੁਖੁ ਨਾਹੀ॥ ਦੁਨੀਆ ਦਾ ਹਰ
ਜੀਅ ਅਜਾਦੀ ...
ooo B.S.Goraya